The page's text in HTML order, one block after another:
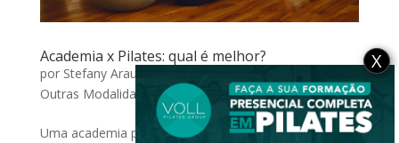
Academia x Pilates: qual é melhor?
por Stefany Araujo Rossini Brandão
Outras Modalidades
,Outros
Uma academia pode oferecer uma variedade de
X